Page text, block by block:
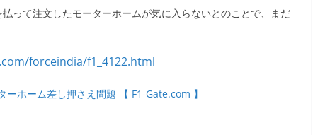
って注文したモーターホームが気に入らないとのことで、まだ
ーホーム差し押さえ問題 【 F1-Gate.com 】